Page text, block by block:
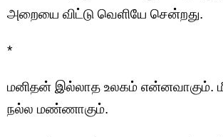
அறையை விட்டு வெளியே சென்றது.
*
மனிதன் இல்லாத உலகம் என்னவாகும்.
நல்ல மண்ணாகும்.